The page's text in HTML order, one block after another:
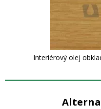
Interiérový olej